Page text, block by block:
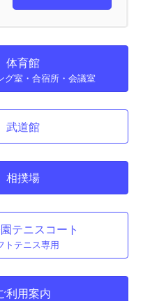
体育館
グ室・合宿所・会議室
武道館
相撲場
テニスコート
トテニス専用
利用案内